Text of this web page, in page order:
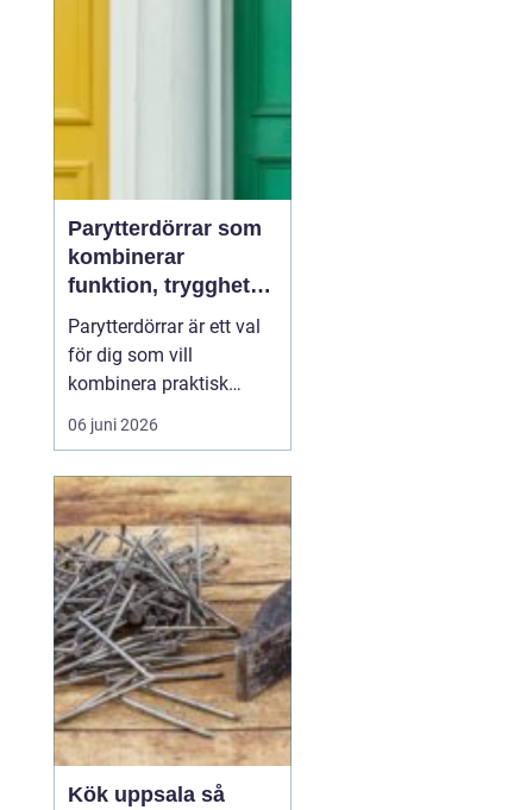
2026
Parytterdörrar som
kombinerar
funktion, trygghet
och stil
Parytterdörrar är ett val
för dig som vill
kombinera praktisk
vardagsfunktion med en
välkomnande känsla
för huset. Parytterdörrar
ger en generös öppning,
släpper in mycket ljus
och förstärker husets
karaktär samtidigt som
de ...
06 juni 2026
Kök uppsala så